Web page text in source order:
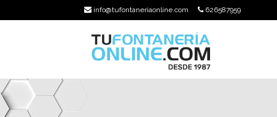
info@tufontaneriaonline.com 626587959